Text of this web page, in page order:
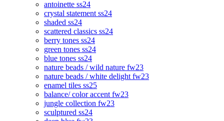
antoinette ss24
crystal statement ss24
shaded ss24
scattered classics ss24
berry tones ss24
green tones ss24
blue tones ss24
nature beads / wild nature fw23
nature beads / white delight fw23
enamel tiles ss25
balance/ color accent fw23
jungle collection fw23
sculptured ss24